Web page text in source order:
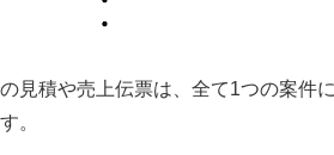
見積や売上伝票は、全て1つの案件
。